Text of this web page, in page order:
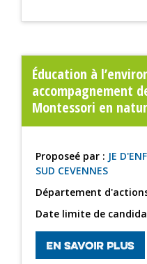
Éducation à
accompagnement
Montessori en
Proposeé par : JE
SUD CEVENNES
Département
Date limite de
EN SAVOIR PLUS